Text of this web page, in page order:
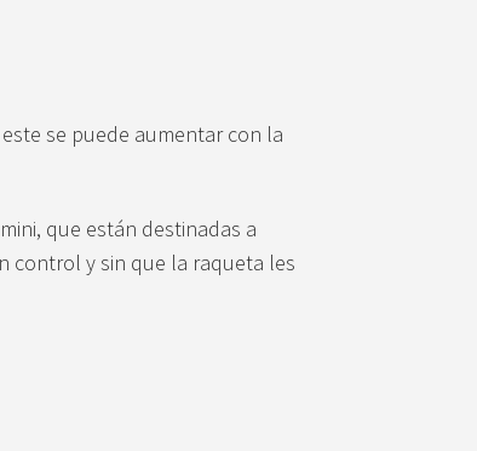
se puede aumentar con la
que están destinadas a
control y sin que la raqueta les